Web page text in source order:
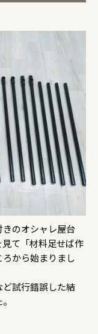
のオシャレ屋台
て「材料足せば作
から始まりまし
試行錯誤した結